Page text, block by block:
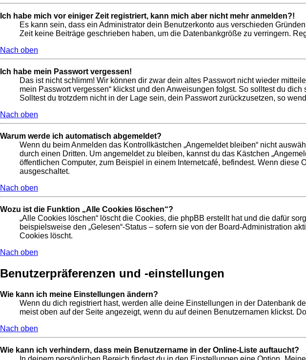
Ich habe mich vor einiger Zeit registriert, kann mich aber nicht mehr anmelden?!
Es kann sein, dass ein Administrator dein Benutzerkonto aus verschieden
Zeit keine Beiträge geschrieben haben, um die Datenbankgröße zu verringern.
Nach oben
Ich habe mein Passwort vergessen!
Das ist nicht schlimm! Wir können dir zwar dein altes Passwort nicht wieder
mein Passwort vergessen“ klickst und den Anweisungen folgst. So solltest du
Solltest du trotzdem nicht in der Lage sein, dein Passwort zurückzusetzen, so
Nach oben
Warum werde ich automatisch abgemeldet?
Wenn du beim Anmelden das Kontrollkästchen „Angemeldet bleiben“ nicht
durch einen Dritten. Um angemeldet zu bleiben, kannst du das Kästchen
öffentlichen Computer, zum Beispiel in einem Internetcafé, befindest. Wenn
ausgeschaltet.
Nach oben
Wozu ist die Funktion „Alle Cookies löschen“?
„Alle Cookies löschen“ löscht die Cookies, die phpBB erstellt hat und die dafür
beispielsweise den „Gelesen“-Status – sofern sie von der Board-Administration
Cookies löscht.
Nach oben
Benutzerpräferenzen und -einstellungen
Wie kann ich meine Einstellungen ändern?
Wenn du dich registriert hast, werden alle deine Einstellungen in der Datenbank
meist oben auf der Seite angezeigt, wenn du auf deinen Benutzernamen klickst.
Nach oben
Wie kann ich verhindern, dass mein Benutzername in der Online-Liste auftaucht?